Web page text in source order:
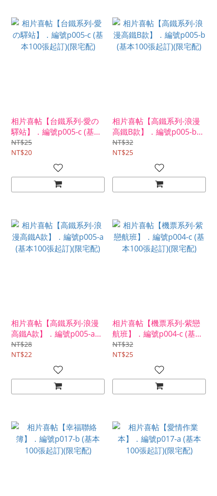
相片喜帖【台鐵系列-愛の
驛站】．編號p005-c (基本
100張起訂)(限宅配)
NT$25
NT$20
相片喜帖【高鐵系列-浪漫
高鐵B款】．編號p005-b
(基本100張起訂)(限宅配)
NT$32
NT$25
相片喜帖【高鐵系列-浪漫
高鐵A款】．編號p005-a
(基本100張起訂)(限宅配)
NT$28
NT$22
相片喜帖【機票系列-紫戀
航班】．編號p004-c (基本
100張起訂)(限宅配)
NT$32
NT$25